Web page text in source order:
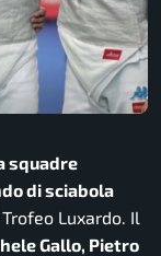
squadre
di sciabola
Luxardo. Il
Gallo, Pietro